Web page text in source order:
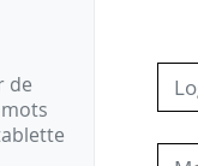
de